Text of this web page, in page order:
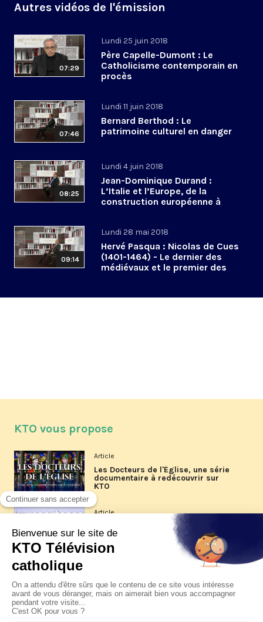
Autres vidéos de l'émission
07:29
Lundi 25 juin 2018
Père Capelle-Dumont : Le
Catholicisme contemporain en
procès
07:46
Lundi 11 juin 2018
Bernard Berthod : Le
patrimoine culturel en danger
08:25
Lundi 4 juin 2018
Jean-Dominique Durand :
L’Italie et l’Europe, de la
construction européenne à
09:14
Lundi 28 mai 2018
Hervé Pasqua : Nicolas de Cues
(1401-1464) - Le dernier des
médiévaux et le premier des
KTO vous propose
Article
Les Docteurs de l'Église, une série
documentaire à redécouvrir sur
KTO
Article
Les reportages d'été 2026 de KTO
La visite pastorale du pape Léon
XIV à Assise à suivre sur KTO le
jeudi 6 août